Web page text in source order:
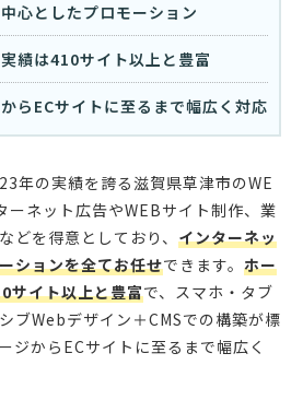
心としたプロモーション
績は410サイト以上と豊富
らECサイトに至るまで幅広く対応
年の実績を誇る滋賀県草津市のWE
ーネット広告やWEBサイト制作、業
どを得意としており、 インターネッ
ションを全てお任せできます。 ホー
サイト以上と豊富で、スマホ・タブ
ブWebデザイン＋CMSでの構築が標
ジからECサイトに至るまで幅広く